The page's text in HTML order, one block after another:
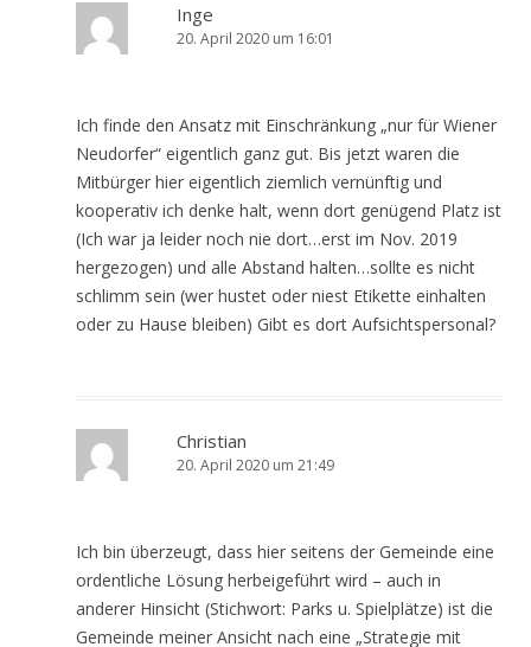
Inge
20. April 2020 um 16:01
Ich finde den Ansatz mit Einschränkung „nur für Wiener
Neudorfer“ eigentlich ganz gut. Bis jetzt waren die
Mitbürger hier eigentlich ziemlich vernünftig und
kooperativ ich denke halt, wenn dort genügend Platz ist
(Ich war ja leider noch nie dort…erst im Nov. 2019
hergezogen) und alle Abstand halten…sollte es nicht
schlimm sein (wer hustet oder niest Etikette einhalten
oder zu Hause bleiben) Gibt es dort Aufsichtspersonal?
Christian
20. April 2020 um 21:49
Ich bin überzeugt, dass hier seitens der Gemeinde eine
ordentliche Lösung herbeigeführt wird – auch in
anderer Hinsicht (Stichwort: Parks u. Spielplätze) ist die
Gemeinde meiner Ansicht nach eine „Strategie mit